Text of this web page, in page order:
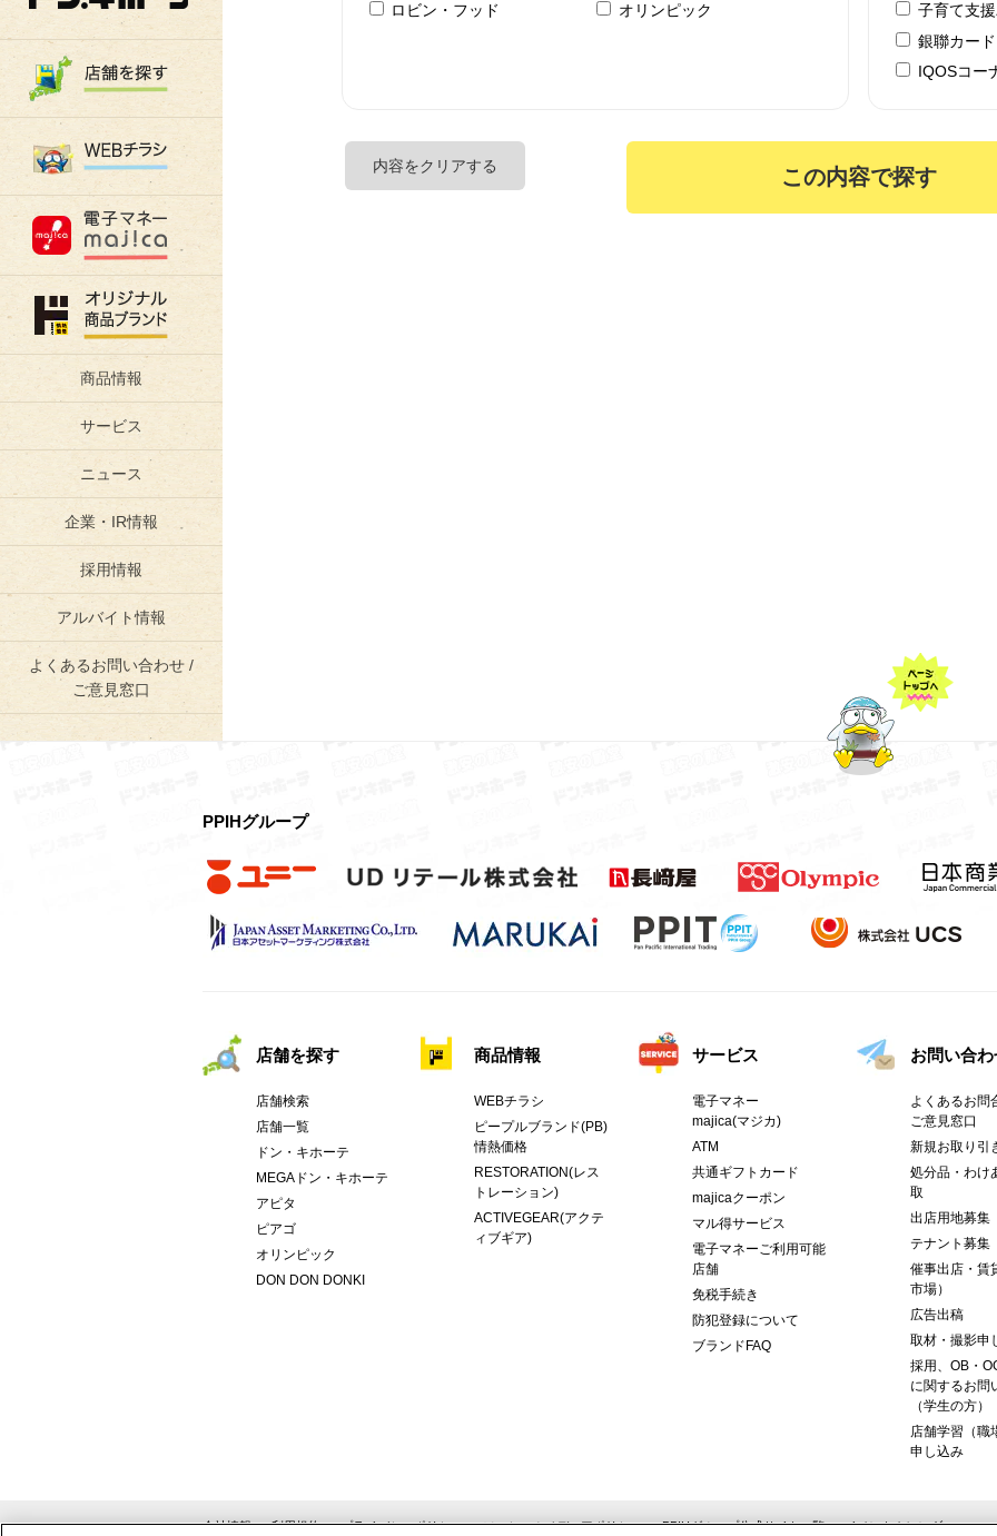
商品情報
サービス
ニュース
企業・IR情報
採用情報
アルバイト情報
よくあるお問い合わせ /
ご意見窓口
ロビン・フッド
オリンピック
子育て支
銀聯カード
IQOSコー
PPIHグループ
店舗を探す
店舗検索
店舗一覧
ドン・キホーテ
MEGAドン・キホーテ
アピタ
ピアゴ
オリンピック
DON DON DONKI
商品情報
WEBチラシ
ピープルブランド(PB)
情熱価格
RESTORATION(レス
トレーション)
ACTIVEGEAR(アクテ
ィブギア)
サービス
電子マネー
majica(マジカ)
ATM
共通ギフトカード
majicaクーポン
マル得サービス
電子マネーご利用可能
店舗
免税手続き
防犯登録について
ブランドFAQ
お問い合わ
よくあるお問
ご意見窓口
新規お取り引
処分品・わけ
取
出店用地募集
テナント募集
催事出店・賃
市場）
広告出稿
取材・撮影申
採用、OB・
に関するお問
（学生の方）
店舗学習（職
申し込み
会社情報 利用規約 プライバシーポリシー ソーシャルメディアポリシー PPIHグループ公式サイト一覧 イベントカレンダー